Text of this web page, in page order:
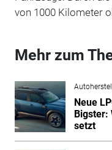
von 1000 Kilometer
Mehr zum
Neue
Bigster:
setzt